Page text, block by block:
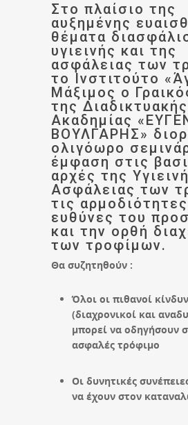
Στο πλαίσιο της
αυξημένης
θέματα
υγιεινής και της
ασφάλειας των
το Ινστιτούτο
Μάξιμος ο
της
Ακαδημίας
ΒΟΥΛΓΑΡΗΣ»
ολιγόωρο
έμφαση στις
αρχές της
Ασφάλειας των
τις
ευθύνες του
και την ορθή
των τροφίμων.
Θα συζητηθούν :
Όλοι οι πιθανοί
(διαχρονικοί και
μπορεί να οδηγήσουν
ασφαλές τρόφιμο
Οι δυνητικές
να έχουν στον